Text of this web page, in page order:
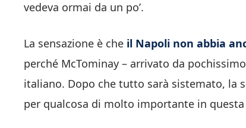
vedeva ormai da un po’.
La sensazione è che il Napoli non abbia
perché McTominay – arrivato da
italiano. Dopo che tutto sarà sistemato, la
per qualcosa di molto importante in questa